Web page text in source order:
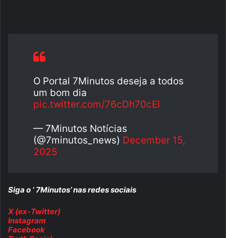
O Portal 7Minutos deseja a todos
um bom dia
pic.twitter.com/76cDh70cEI
— 7Minutos Notícias
(@7minutos_news) December 15,
2025
Siga o ‘ 7Minutos’ nas redes sociais
X (ex-Twitter)
Instagram
Facebook